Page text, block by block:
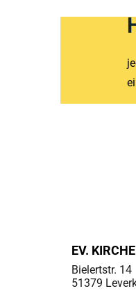
EV.
Bielertstr. 14
51379